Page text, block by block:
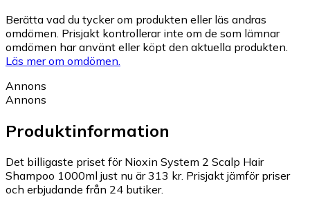
Berätta vad du tycker om produkten eller läs andras
omdömen. Prisjakt kontrollerar inte om de som lämnar
omdömen har använt eller köpt den aktuella produkten.
Läs mer om omdömen.
Annons
Annons
Produktinformation
Det billigaste priset för Nioxin System 2 Scalp Hair
Shampoo 1000ml just nu är 313 kr. Prisjakt jämför priser
och erbjudande från 24 butiker.